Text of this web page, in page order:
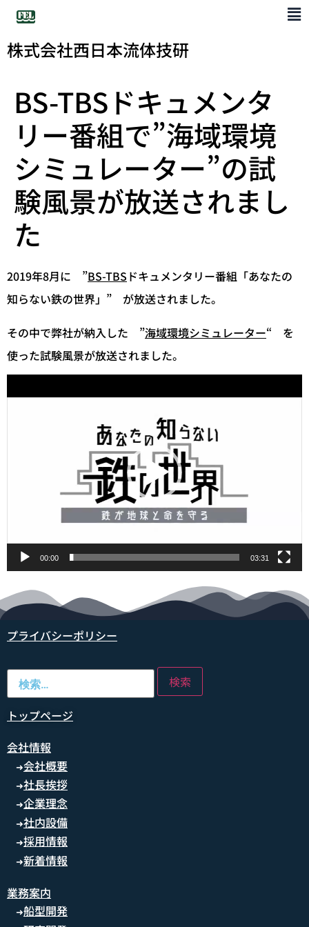
株式会社西日本流体技研
BS-TBSドキュメンタ
リー番組で”海域環境
シミュレーター”の試
験風景が放送されまし
た
2019年8月に ”BS-TBS ドキュメンタリー番組「あなたの
知らない鉄の世界」” が放送されました。
その中で弊社が納入した ”海域環境シミュレーター“ を
使った試験風景が放送されました。
画
00:00 03:31
プライバシーポリシー
トップページ
会社情報
➜会社概要
➜社長挨拶
➜企業理念
➜社内設備
➜採用情報
➜新着情報
業務案内
➜船型開発